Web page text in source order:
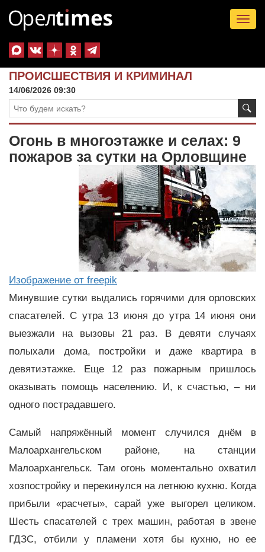
ПРОИСШЕСТВИЯ И КРИМИНАЛ
14/06/2026 09:30
Огонь в многоэтажке и селах: 9
пожаров за сутки на Орловщине
Изображение от freepik
Минувшие сутки выдались горячими для орловских
спасателей. С утра 13 июня до утра 14 июня они
выезжали на вызовы 21 раз. В девяти случаях
полыхали дома, постройки и даже квартира в
девятиэтажке. Еще 12 раз пожарным пришлось
оказывать помощь населению. И, к счастью, – ни
одного пострадавшего.
Самый напряжённый момент случился днём в
Малоархангельском районе, на станции
Малоархангельск. Там огонь моментально охватил
хозпостройку и перекинулся на летнюю кухню. Когда
прибыли «расчеты», сарай уже выгорел целиком.
Шесть спасателей с трех машин, работая в звене
ГДЗС, отбили у пламени хотя бы кухню, но ее